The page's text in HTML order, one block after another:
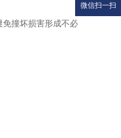
撞坏损害形成不必
微信扫一扫